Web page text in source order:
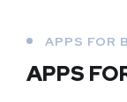
APPS FOR
APPS